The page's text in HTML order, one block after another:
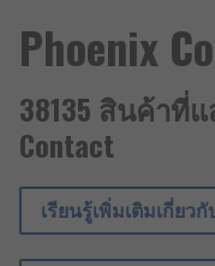
Phoenix
38135 สินค้าที่
Contact
เรียนรู้เพิ่มเติมเกี่ย